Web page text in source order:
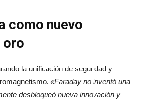
como nuevo
oro
la unificación de seguridad y
«Faraday no inventó una
desbloqueó nueva innovación y